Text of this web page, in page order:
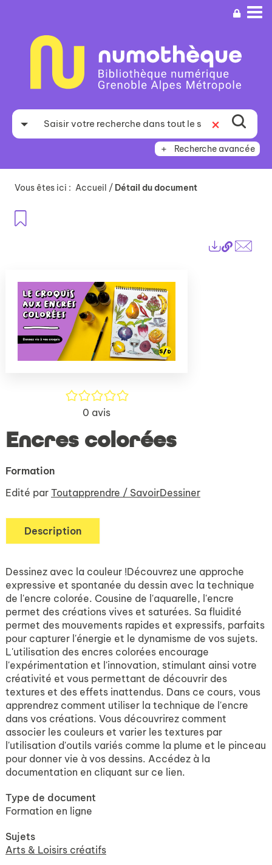
recherche
Recherche avancée
Vous êtes ici : Accueil / Détail du document
Lien
/5
0 avis
Encres colorées
Formation
Edité par Toutapprendre / SavoirDessiner
Description
Dessinez avec la couleur !Découvrez une approche
expressive et spontanée du dessin avec la technique
de l'encre colorée. Cousine de l'aquarelle, l'encre
permet des créations vives et saturées. Sa fluidité
permet des mouvements rapides et expressifs, parfaits
pour capturer l'énergie et le dynamisme de vos sujets.
L'utilisation des encres colorées encourage
l'expérimentation et l'innovation, stimulant ainsi votre
créativité et vous permettant de découvrir des
textures et des effets inattendus. Dans ce cours, vous
apprendrez comment utiliser la technique de l'encre
dans vos créations. Vous découvrirez comment
associer les couleurs et varier les textures par
l'utilisation d'outils variés comme la plume et le pinceau
pour donner vie à vos dessins. Accédez à la
documentation en cliquant sur ce lien.
Type de document
Formation en ligne
Sujets
Arts & Loisirs créatifs